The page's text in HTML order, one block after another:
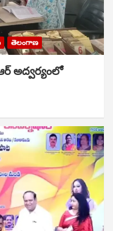
తెలంగాణ
అద్వర్యంలో